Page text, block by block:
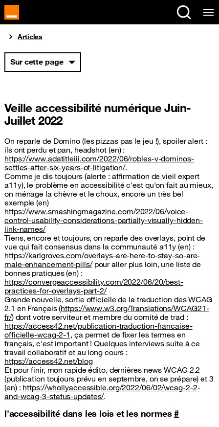
Vous êtes ici
Articles
Sur cette page
Veille accessibilité numérique Juin-
Juillet 2022
On reparle de Domino (les pizzas pas le jeu !), spoiler alert :
ils ont perdu et pan, headshot (en) :
https://www.adatitleiii.com/2022/06/robles-v-dominos-
settles-after-six-years-of-litigation/.
Comme je dis toujours (alerte : affirmation de vieil expert
a11y), le problème en accessibilité c'est qu'on fait au mieux,
on ménage la chèvre et le choux, encore un très bel
exemple (en)
https://www.smashingmagazine.com/2022/06/voice-
control-usability-considerations-partially-visually-hidden-
link-names/
Tiens, encore et toujours, on reparle des overlays, point de
vue qui fait consensus dans la communauté a11y (en) :
https://karlgroves.com/overlays-are-here-to-stay-so-are-
male-enhancement-pills/pour aller plus loin, une liste de
bonnes pratiques (en) :
https://convergeaccessibility.com/2022/06/20/best-
practices-for-overlays-part-2/
Grande nouvelle, sortie officielle de la traduction des WCAG
2.1 en Français (https://www.w3.org/Translations/WCAG21-
fr/) dont votre serviteur et membre du comité de trad :
https://access42.net/publication-traduction-francaise-
officielle-wcag-2-1 , ça permet de fixer les termes en
français, c'est important ! Quelques interviews suite à ce
travail collaboratif et au long cours :
https://access42.net/blog
Et pour finir, mon rapide édito, dernières news WCAG 2.2
(publication toujours prévu en septembre, on se prépare) et 3
(en) : https://whollyaccessible.org/2022/06/02/wcag-2-2-
and-wcag-3-status-updates/.
l'accessibilité dans les lois et les normes#